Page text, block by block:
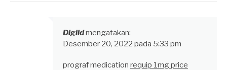
Digiidmengatakan:
Desember 20, 2022 pada 5:33 pm
prograf medication requip 1mg price